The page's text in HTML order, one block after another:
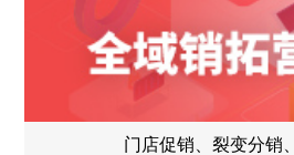
门店促销、裂变分销